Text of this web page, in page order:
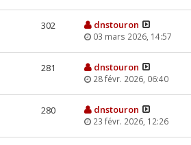
302 dnstouron
03 mars 2026, 14:57
281 dnstouron
28 févr. 2026, 06:40
280 dnstouron
23 févr. 2026, 12:26